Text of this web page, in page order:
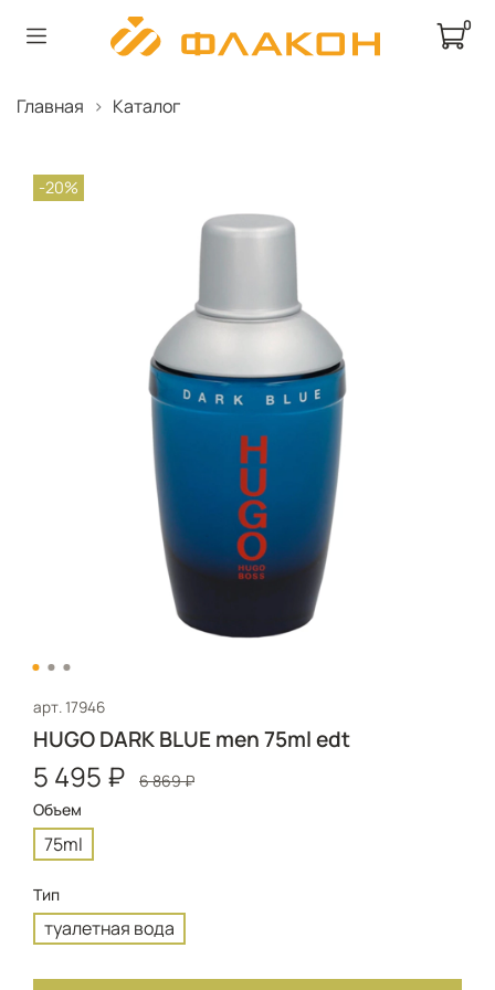
0
Главная Каталог
-20%
арт.17946
HUGO DARK BLUE men 75ml edt
5 495 ₽
6 869 ₽
Объем
75ml
Тип
туалетная вода